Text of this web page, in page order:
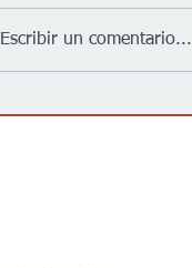
Escribir un comentario...